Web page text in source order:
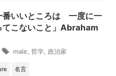
番いいところは 一度に一
てこないこと」Abraham
male 哲学 政治家
名言